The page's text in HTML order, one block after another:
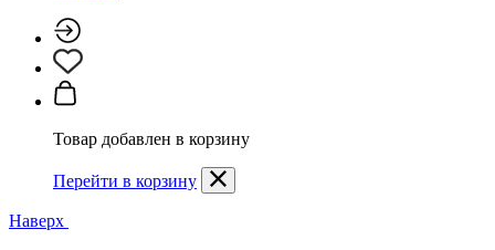
Товар добавлен в корзину
Перейти в корзину
Наверх